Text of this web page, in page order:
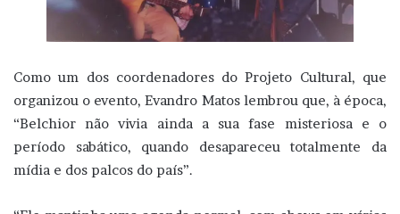
Como um dos coordenadores do Projeto Cultural, que
organizou o evento, Evandro Matos lembrou que, à época,
“Belchior não vivia ainda a sua fase misteriosa e o
período sabático, quando desapareceu totalmente da
mídia e dos palcos do país”.